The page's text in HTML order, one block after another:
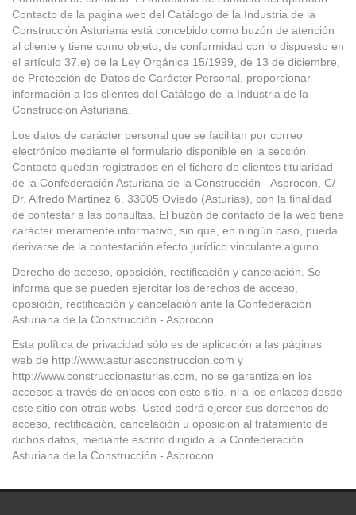
Contacto de la pagina web del Catálogo de la Industria de la
Construcción Asturiana está concebido como buzón de atención
al cliente y tiene como objeto, de conformidad con lo dispuesto en
el artículo 37.e) de la Ley Orgánica 15/1999, de 13 de diciembre,
de Protección de Datos de Carácter Personal, proporcionar
información a los clientes del Catálogo de la Industria de la
Construcción Asturiana.
Los datos de carácter personal que se facilitan por correo
electrónico mediante el formulario disponible en la sección
Contacto quedan registrados en el fichero de clientes titularidad
de la Confederación Asturiana de la Construcción - Asprocon, C/
Dr. Alfredo Martinez 6, 33005 Oviedo (Asturias), con la finalidad
de contestar a las consultas. El buzón de contacto de la web tiene
carácter meramente informativo, sin que, en ningún caso, pueda
derivarse de la contestación efecto jurídico vinculante alguno.
Derecho de acceso, oposición, rectificación y cancelación. Se
informa que se pueden ejercitar los derechos de acceso,
oposición, rectificación y cancelación ante la Confederación
Asturiana de la Construcción - Asprocon.
Esta política de privacidad sólo es de aplicación a las páginas
web de http://www.asturiasconstruccion.com y
http://www.construccionasturias.com, no se garantiza en los
accesos a través de enlaces con este sitio, ni a los enlaces desde
este sitio con otras webs. Usted podrá ejercer sus derechos de
acceso, rectificación, cancelación u oposición al tratamiento de
dichos datos, mediante escrito dirigido a la Confederación
Asturiana de la Construcción - Asprocon.